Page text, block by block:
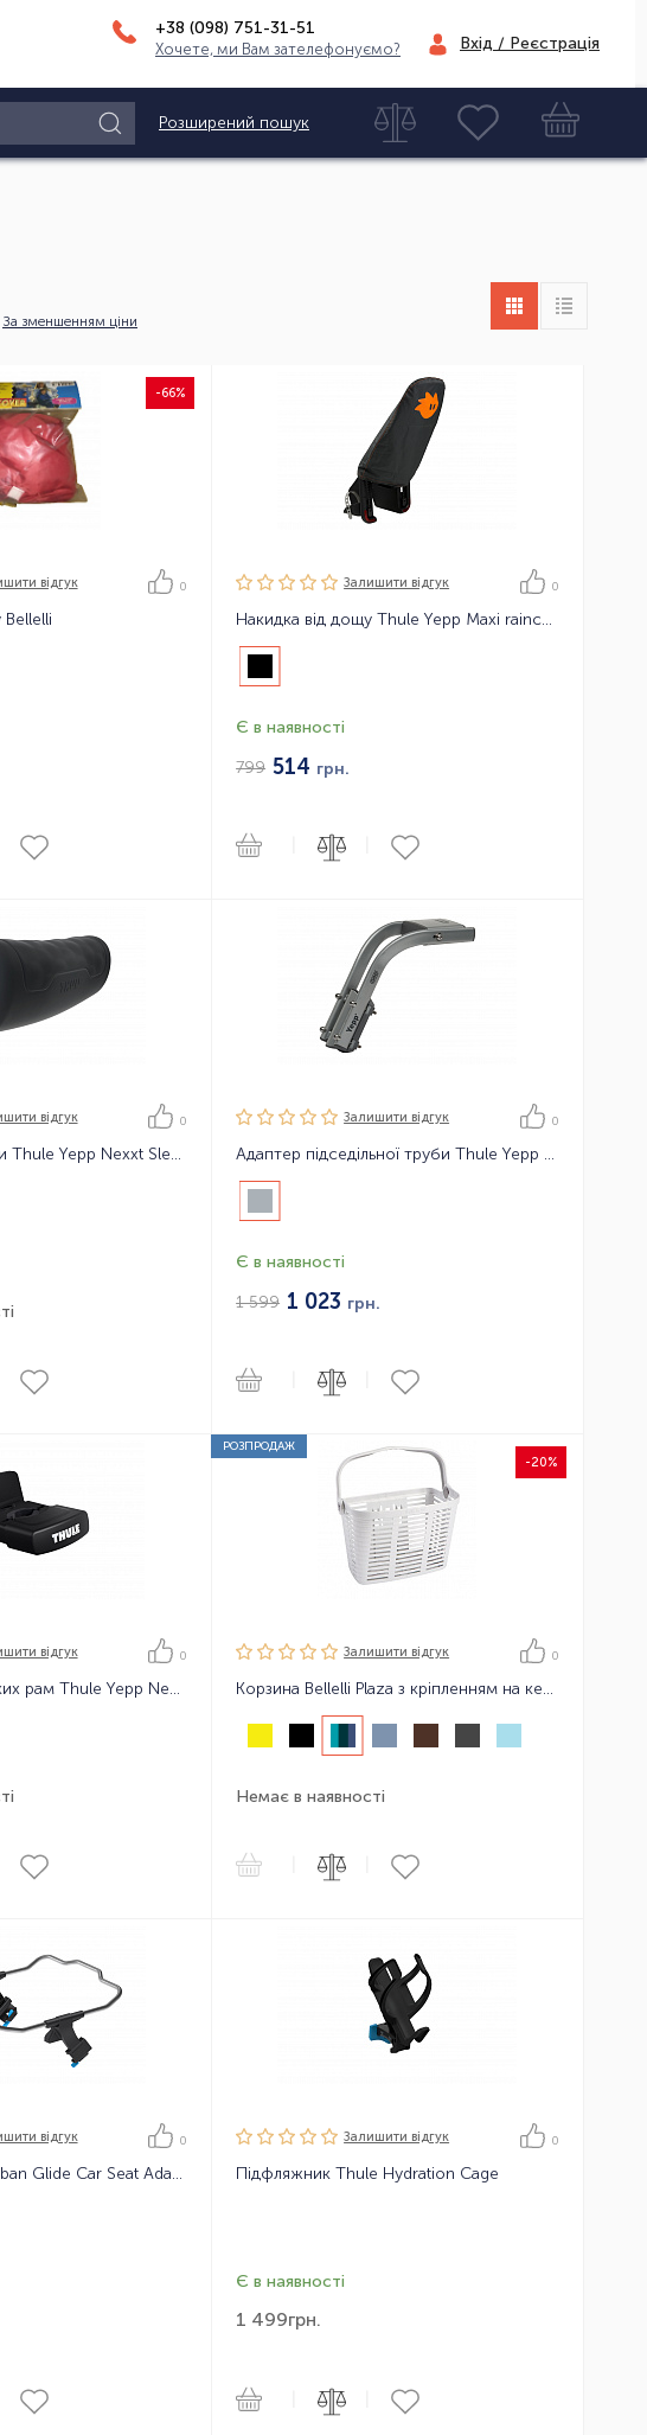
+38 (098) 751-31-51
Хочете, ми Вам зателефонуємо? Вхід / Реєстрація
Розширений пошук
За зменшенням ціни
-66%
вiдгук 0
Bellelli
Залишити вiдгук 0
Накидка від дощу Thule Yepp Maxi raincover
Є в наявності
799 514 грн.
вiдгук 0
Накладка на ручки Thule Yepp Nexxt Sleeping support
Залишити вiдгук 0
Адаптер підседільної труби Thule Yepp Maxi Seat Post adapter
Є в наявності
1 599 1 023 грн.
вiдгук 0
Адаптер для тонких рам Thule Yepp Nexxt Mini Adapter Slim fit
РОЗПРОДАЖ
-20%
Залишити вiдгук 0
Корзина Bellelli Plaza з кріпленням на кермо
Немає в наявності
вiдгук 0
Адаптер Thule Urban Glide Car Seat Adapter Chicco
Залишити вiдгук 0
Підфляжник Thule Hydration Cage
Є в наявності
1 499грн.